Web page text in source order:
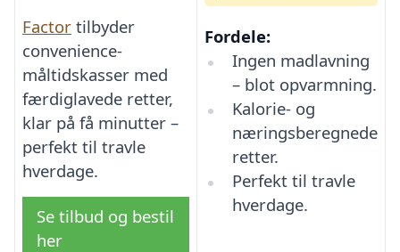
Factor tilbyder
convenience-
måltidskasser med
færdiglavede retter,
klar på få minutter –
perfekt til travle
hverdage.
Se tilbud og bestil
her
Fordele:
Ingen madlavning
– blot opvarmning.
Kalorie- og
næringsberegnede
retter.
Perfekt til travle
hverdage.